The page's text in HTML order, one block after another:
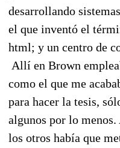
desarrollando
el que inventó el
html; y un centro de
Allí en Brown
como el que me
para hacer la tesis,
algunos por lo menos.
los otros había que